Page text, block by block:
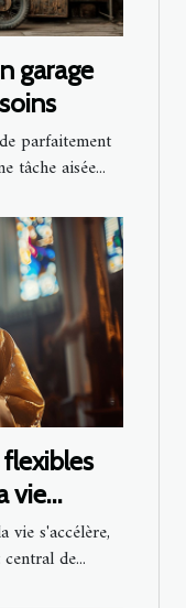
garage
parfaitement
tâche aisée...
vie
vie s'accélère,
de...